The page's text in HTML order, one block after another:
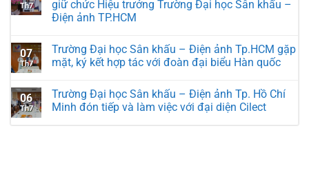
Th7
giữ chức Hiệu trưởng Trường Đại học Sân khấu –
Điện ảnh TP.HCM
07
Th7
Trường Đại học Sân khấu – Điện ảnh Tp.HCM gặp
mặt, ký kết hợp tác với đoàn đại biểu Hàn quốc
06
Th7
Trường Đại học Sân khấu – Điện ảnh Tp. Hồ Chí
Minh đón tiếp và làm việc với đại diện Cilect